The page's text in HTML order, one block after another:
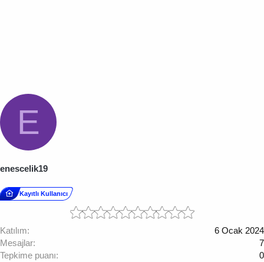
E
enescelik19
Kayıtlı Kullanıcı
Katılım
6 Ocak 2024
Mesajlar
7
Tepkime puanı
0